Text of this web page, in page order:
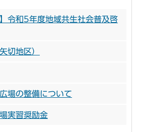
】令和5年度地域共生社会普及啓
切地区）
場の整備について
実習奨励金